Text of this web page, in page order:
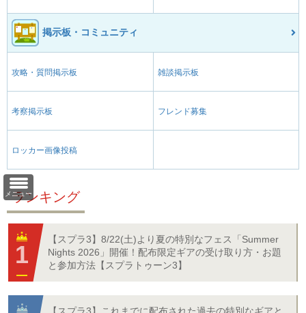
メニュー
掲示板・コミュニティ
攻略・質問掲示板 雑談掲示板
考察掲示板 フレンド募集
ロッカー画像投稿
ランキング
【スプラ3】8/22(土)より夏の特別なフェス「Summer
Nights 2026」開催！配布限定ギアの受け取り方・お題
と参加方法【スプラトゥーン3】
【スプラ3】これまでに配布された過去の特別なギアと